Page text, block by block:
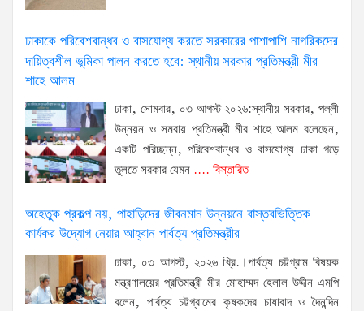
ঢাকাকে পরিবেশবান্ধব ও বাসযোগ্য করতে সরকারের পাশাপাশি নাগরিকদের
দায়িত্বশীল ভূমিকা পালন করতে হবে: স্থানীয় সরকার প্রতিমন্ত্রী মীর
শাহে আলম
ঢাকা, সোমবার, ০৩ আগস্ট ২০২৬:স্থানীয় সরকার, পল্লী
উন্নয়ন ও সমবায় প্রতিমন্ত্রী মীর শাহে আলম বলেছেন,
একটি পরিচ্ছন্ন, পরিবেশবান্ধব ও বাসযোগ্য ঢাকা গড়ে
তুলতে সরকার যেমন .... বিস্তারিত
অহেতুক প্রকল্প নয়, পাহাড়িদের জীবনমান উন্নয়নে বাস্তবভিত্তিক
কার্যকর উদ্যোগ নেয়ার আহ্বান পার্বত্য প্রতিমন্ত্রীর
ঢাকা, ০৩ আগস্ট, ২০২৬ খ্রি.।পার্বত্য চট্টগ্রাম বিষয়ক
মন্ত্রণালয়ের প্রতিমন্ত্রী মীর মোহাম্মদ হেলাল উদ্দীন এমপি
বলেন, পার্বত্য চট্টগ্রামের কৃষকদের চাষাবাদ ও দৈনন্দিন